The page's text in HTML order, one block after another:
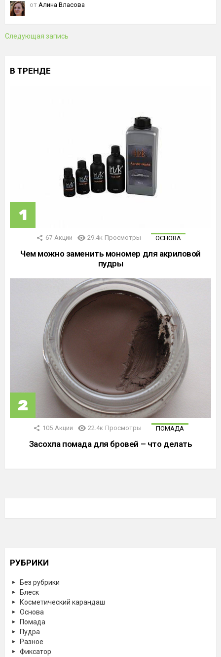
от Алина Власова
Следующая запись
В ТРЕНДЕ
67 Акции 29.4к Просмотры ОСНОВА
Чем можно заменить мономер для акриловой
пудры
105 Акции 22.4к Просмотры ПОМАДА
Засохла помада для бровей – что делать
РУБРИКИ
Без рубрики
Блеск
Косметический карандаш
Основа
Помада
Пудра
Разное
Фиксатор